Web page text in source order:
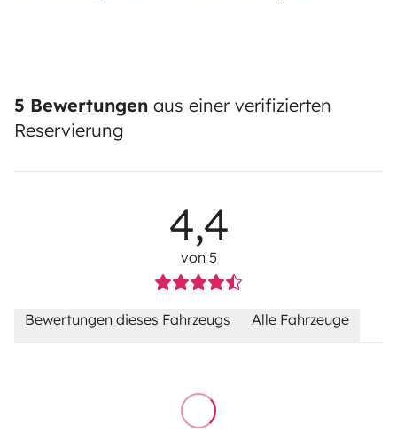
5 Bewertungen aus einer verifizierten
Reservierung
4,4
von 5
Bewertungen dieses Fahrzeugs Alle Fahrzeuge